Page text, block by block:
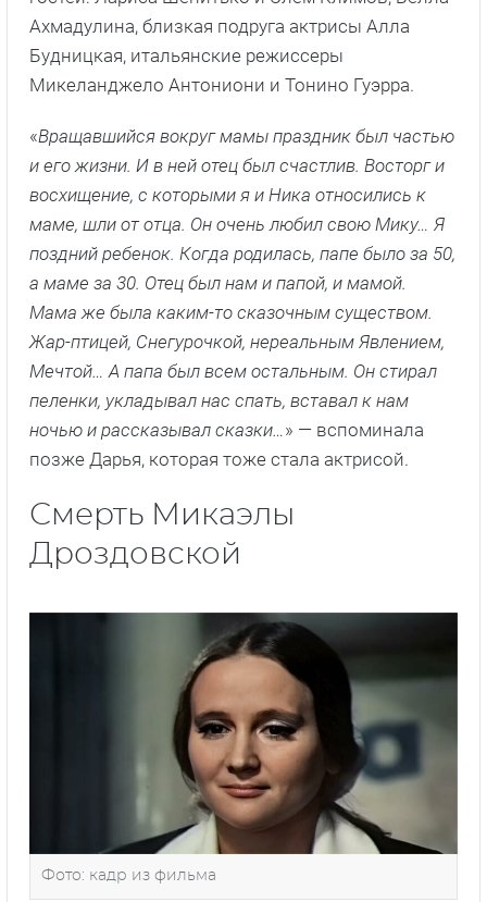
Ахмадулина, близкая подруга актрисы Алла
Будницкая, итальянские режиссеры
Микеланджело Антониони и Тонино Гуэрра.
«Вращавшийся вокруг мамы праздник был частью
и его жизни. И в ней отец был счастлив. Восторг и
восхищение, с которыми я и Ника относились к
маме, шли от отца. Он очень любил свою Мику… Я
поздний ребенок. Когда родилась, папе было за 50,
а маме за 30. Отец был нам и папой, и мамой.
Мама же была каким-то сказочным существом.
Жар-птицей, Снегурочкой, нереальным Явлением,
Мечтой… А папа был всем остальным. Он стирал
пеленки, укладывал нас спать, вставал к нам
ночью и рассказывал сказки… » — вспоминала
позже Дарья, которая тоже стала актрисой.
Смерть Микаэлы
Дроздовской
Фото: кадр из фильма